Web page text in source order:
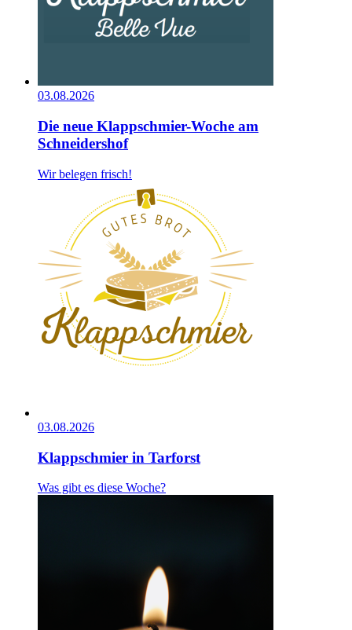
03.08.2026
Die neue Klappschmier-Woche am
Schneidershof
Wir belegen frisch!
03.08.2026
Klappschmier in Tarforst
Was gibt es diese Woche?